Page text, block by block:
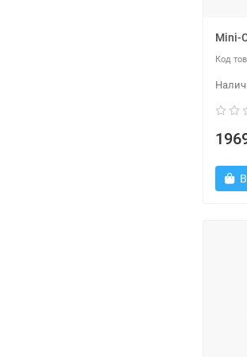
Mini-